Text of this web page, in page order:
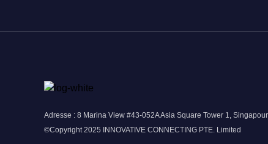
Adresse : 8 Marina View #43-052A Asia Square Tower 1,
©Copyright 2025 INNOVATIVE CONNECTING PTE. Limited